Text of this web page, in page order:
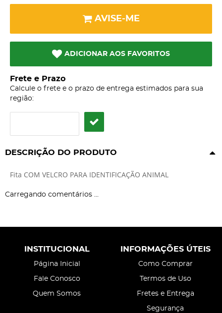
AVISE-ME
ADICIONAR AOS FAVORITOS
Frete e Prazo
Calcule o frete e o prazo de entrega estimados para sua
região:
DESCRIÇÃO DO PRODUTO
Fita COM VELCRO PARA IDENTIFICAÇÃO ANIMAL
Carregando comentários ...
INSTITUCIONAL
Página Inicial
Fale Conosco
Quem Somos
INFORMAÇÕES ÚTEIS
Como Comprar
Termos de Uso
Fretes e Entrega
Segurança